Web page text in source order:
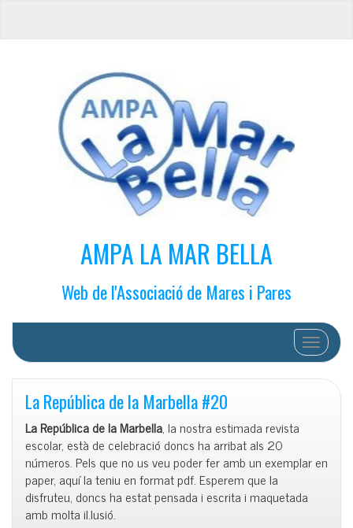
AMPA LA MAR BELLA
Web de l'Associació de Mares i Pares
Cambiar
La República de la Marbella #20
La República de la Marbella, la nostra estimada revista
escolar, està de celebració doncs ha arribat als 20
números. Pels que no us veu poder fer amb un exemplar en
paper, aquí la teniu en format pdf. Esperem que la
disfruteu, doncs ha estat pensada i escrita i maquetada
amb molta il.lusió.